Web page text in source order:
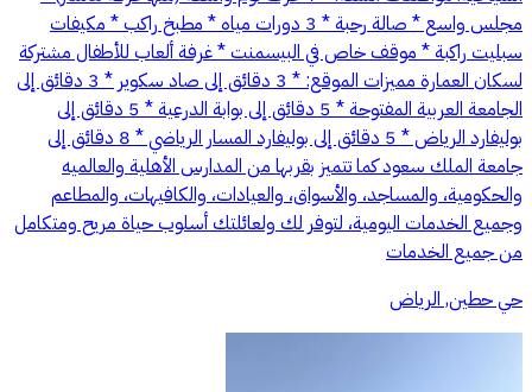
مجلس واسع * صالة رحبة * 3 دورات مياه * مطبخ راكب * مكيفات
سبليت راكبة * موقف خاص في البيسمنت * غرفة ألعاب للأطفال مشتركة
لسكان العمارة مميزات الموقع: * 3 دقائق إلى صاد سكوير * 3 دقائق إلى
الجامعة العربية المفتوحة * 5 دقائق إلى بوابة الدرعية * 5 دقائق إلى
بوليفارد الرياض * 5 دقائق إلى بوليفارد المسار الرياضي * 8 دقائق إلى
جامعة الملك سعود كما تتميز بقربها من المدارس الأهلية والعالميه
والحكومية، والمساجد، والأسواق، والعيادات، والكافيهات، والمطاعم
وجميع الخدمات اليومية، لتوفر لك ولعائلتك أسلوب حياة مريح ومتكامل
من جميع الخدمات
حي حطين, الرياض